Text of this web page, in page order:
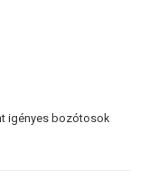
igényes bozótosok